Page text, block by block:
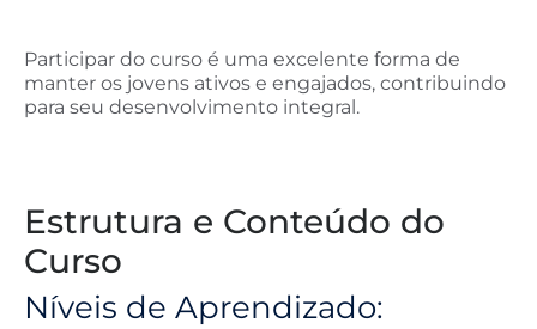
Participar do curso é uma excelente forma de
manter os jovens ativos e engajados, contribuindo
para seu desenvolvimento integral.
Estrutura e Conteúdo do
Curso
Níveis de Aprendizado: